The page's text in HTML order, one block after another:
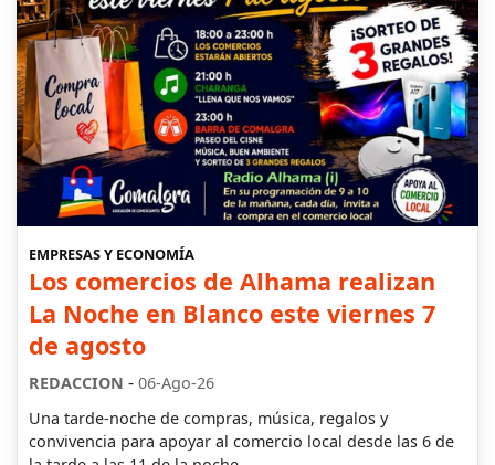
EMPRESAS Y ECONOMÍA
Los comercios de Alhama realizan
La Noche en Blanco este viernes 7
de agosto
REDACCION - 06-Ago-26
Una tarde-noche de compras, música, regalos y
convivencia para apoyar al comercio local desde las 6 de